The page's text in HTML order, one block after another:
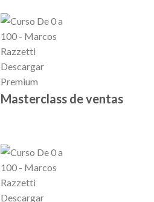
Masterclass de ventas